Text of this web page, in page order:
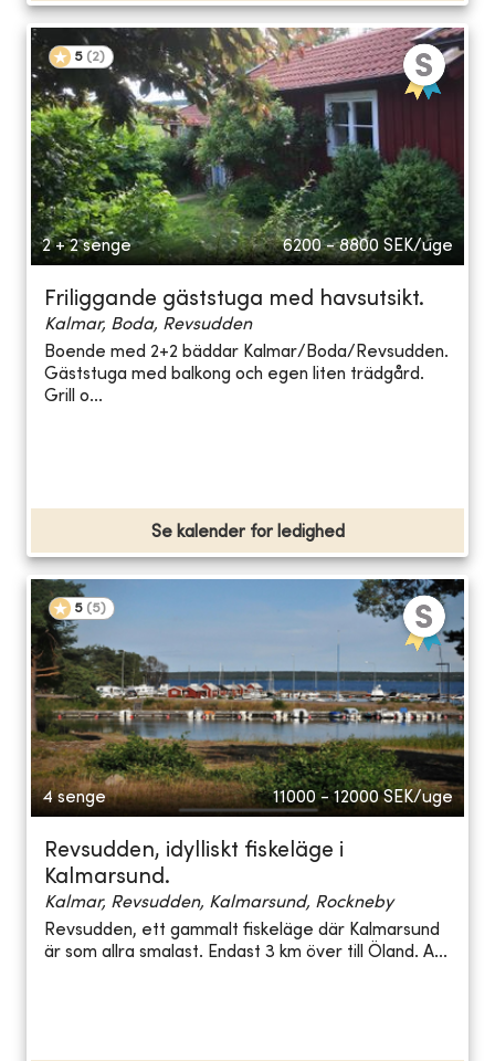
5 (2)
2 + 2 senge 6200 - 8800 SEK/uge
Friliggande gäststuga med havsutsikt.
Kalmar, Boda, Revsudden
Boende med 2+2 bäddar Kalmar/Boda/Revsudden.
Gäststuga med balkong och egen liten trädgård.
Grill o...
Se kalender for ledighed
5 (5)
4 senge 11000 - 12000 SEK/uge
Revsudden, idylliskt fiskeläge i
Kalmarsund.
Kalmar, Revsudden, Kalmarsund, Rockneby
Revsudden, ett gammalt fiskeläge där Kalmarsund
är som allra smalast. Endast 3 km över till Öland. A...